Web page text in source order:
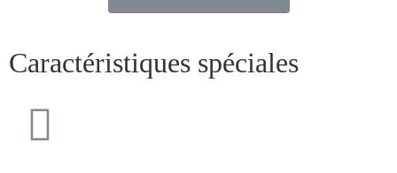
Caractéristiques spéciales